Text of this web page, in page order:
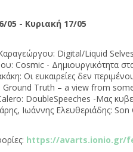
05 - Κυριακή 17/05
Digital/Liquid
Cosmic - Δημιουργικότητα
Οι ευκαιρείες δεν
Ground Truth – a view from
DoubleSpeeches -Μας
Ιωάννης Ελευθεριάδης:
https://avarts.ionio.gr/